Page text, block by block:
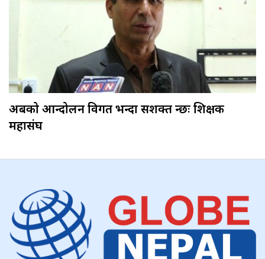
अबको आन्दोलन विगत भन्दा सशक्त हुन्छः शिक्षक
महासंघ